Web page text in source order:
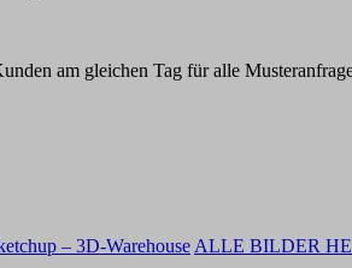
am gleichen Tag für alle
– 3D-Warehouse ALLE BILDER